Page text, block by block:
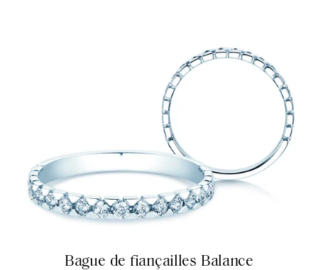
Bague de fiançailles Balance